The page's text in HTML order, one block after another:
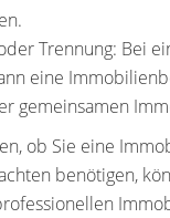
Trennung: Bei
eine
gemeinsamen
ob Sie eine
benötigen,